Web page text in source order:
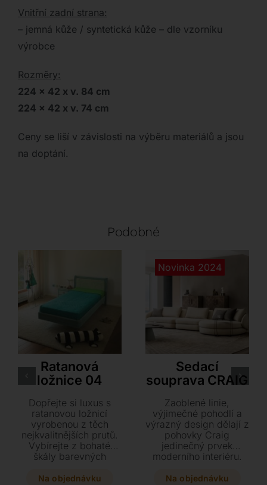
Vnitřní zadní strana:
– jemná kůže / syntetická kůže – dle vzorníku
výrobce
Rozměry:
224 x 42 x v. 84 cm
224 x 42 x v. 74 cm
Ceny se liší v závislosti na výběru materiálů a jsou
na doptání.
Podobné
Ratanová
ložnice 04
Dopřejte si luxus s
ratanovou ložnicí
vyrobenou z těch
nejkvalitnějších prutů.
Vybírejte z bohaté
škály barevných
lesklém provedení pro
Na objednávku
Novinka 2024
Sedací
souprava CRAIG
Zaoblené linie,
výjimečné pohodlí a
výrazný design dělají z
pohovky Craig
jedinečný prvek
moderního interiéru.
tvary přírody vytváří
Na objednávku